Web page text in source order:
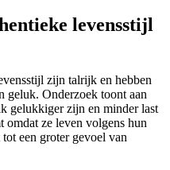
levensstijl
zijn talrijk en hebben
geluk. Onderzoek toont aan
gelukkiger zijn en minder last
omdat ze leven volgens hun
een groter gevoel van